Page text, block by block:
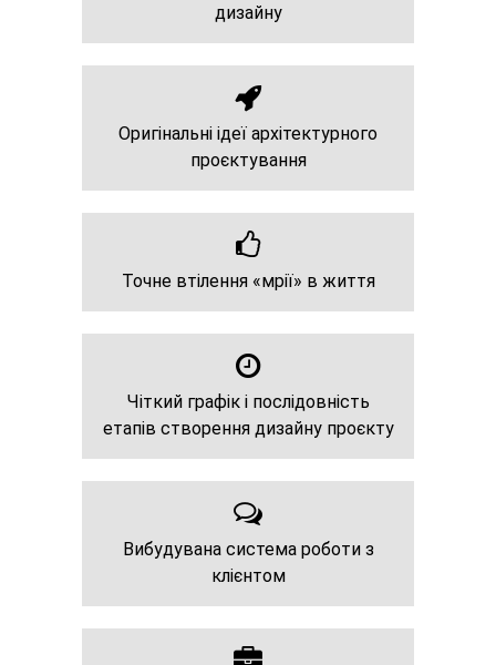
дизайну
Оригінальні ідеї архітектурного
проєктування
Точне втілення «мрії» в життя
Чіткий графік і послідовність
етапів створення дизайну проєкту
Вибудувана система роботи з
клієнтом